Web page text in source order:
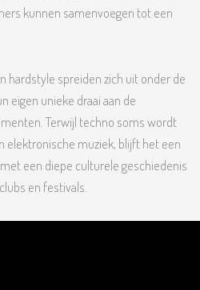
kunnen samenvoegen tot een
hardstyle spreiden zich uit onder de
eigen unieke draai aan de
Terwijl techno soms wordt
elektronische muziek, blijft het een
een diepe culturele geschiedenis
en festivals.